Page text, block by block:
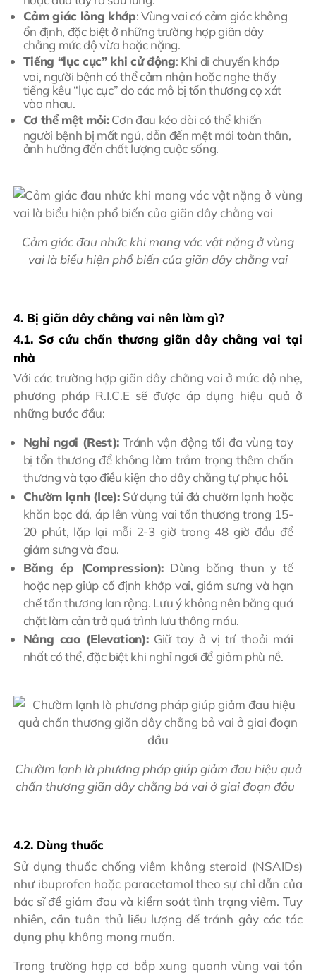
Cảm giác lỏng khớp: Vùng vai có cảm giác không
ổn định, đặc biệt ở những trường hợp giãn dây
chằng mức độ vừa hoặc nặng.
Tiếng “lục cục” khi cử động: Khi di chuyển khớp
vai, người bệnh có thể cảm nhận hoặc nghe thấy
tiếng kêu “lục cục” do các mô bị tổn thương cọ xát
vào nhau.
Cơ thể mệt mỏi:Cơn đau kéo dài có thể khiến
người bệnh bị mất ngủ, dẫn đến mệt mỏi toàn thân,
ảnh hưởng đến chất lượng cuộc sống.
Cảm giác đau nhức khi mang vác vật nặng ở vùng
vai là biểu hiện phổ biến của giãn dây chằng vai
4. Bị giãn dây chằng vai nên làm gì?
4.1. Sơ cứu chấn thương giãn dây chằng vai tại
nhà
Với các trường hợp giãn dây chằng vai ở mức độ nhẹ,
phương pháp R.I.C.E sẽ được áp dụng hiệu quả ở
những bước đầu:
Nghỉ ngơi (Rest):Tránh vận động tối đa vùng tay
bị tổn thương để không làm trầm trọng thêm chấn
thương và tạo điều kiện cho dây chằng tự phục hồi.
Chườm lạnh (Ice): Sử dụng túi đá chườm lạnh hoặc
khăn bọc đá, áp lên vùng vai tổn thương trong 15-
20 phút, lặp lại mỗi 2-3 giờ trong 48 giờ đầu để
giảm sưng và đau.
Băng ép (Compression): Dùng băng thun y tế
hoặc nẹp giúp cố định khớp vai, giảm sưng và hạn
chế tổn thương lan rộng. Lưu ý không nên băng quá
chặt làm cản trở quá trình lưu thông máu.
Nâng cao (Elevation):Giữ tay ở vị trí thoải mái
nhất có thể, đặc biệt khi nghỉ ngơi để giảm phù nề.
Chườm lạnh là phương pháp giúp giảm đau hiệu quả
chấn thương giãn dây chằng bả vai ở giai đoạn đầu
4.2. Dùng thuốc
Sử dụng thuốc chống viêm không steroid (NSAIDs)
như ibuprofen hoặc paracetamol theo sự chỉ dẫn của
bác sĩ để giảm đau và kiểm soát tình trạng viêm. Tuy
nhiên, cần tuân thủ liều lượng để tránh gây các tác
dụng phụ không mong muốn.
Trong trường hợp cơ bắp xung quanh vùng vai tổn